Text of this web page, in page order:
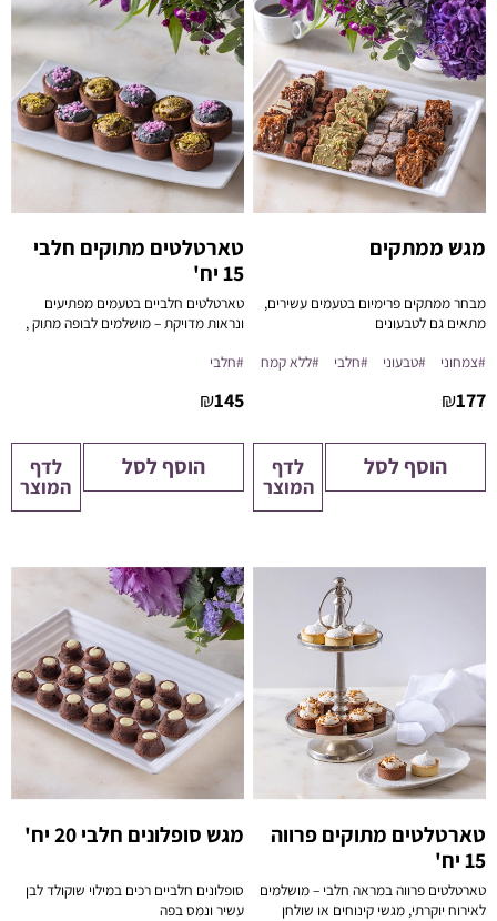
מגש ממתקים
מבחר ממתקים פרימיום בטעמים עשירים,
מתאים גם לטבעונים
#צמחוני
#טבעוני #חלבי #ללא קמח
177
₪
הוסף לסל לדף
המוצר
טארטלטים מתוקים חלבי
15 יח'
טארטלטים חלביים בטעמים מפתיעים
ונראות מדויקת – מושלמים לבופה מתוק ,
#חלבי
145
₪
הוסף לסל לדף
המוצר
טארטלטים מתוקים פרווה
15 יח'
טארטלטים פרווה במראה חלבי – מושלמים
לאירוח יוקרתי, מגשי קינוחים או שולחן
מגש סופלונים חלבי 20 יח'
20 יחידות
סופלונים חלביים רכים במילוי שוקולד לבן
עשיר ונמס בפה